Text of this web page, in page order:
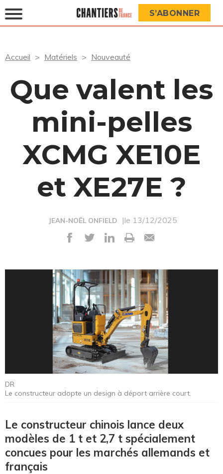
S’ABONNER
Accueil Matériels Nouveauté
Que valent les
mini-pelles
XCMG XE10E
et XE27E ?
JEAN-NOËL ONFIELD |le 13/12/2025
DR
Le constructeur adopte un design à déport arrière court.
Le constructeur chinois lance deux
modèles de 1 t et 2,7 t spécialement
concues pour les marchés allemands et
français